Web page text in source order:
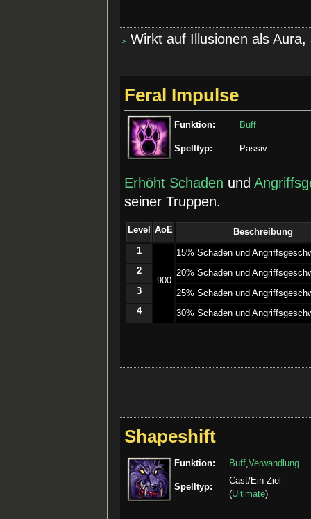
Wirkt auf Illusionen als
Feral Impulse
Funktion: Buff
Spelltyp: Passiv
Erhöht Schaden und
seiner Truppen.
Level AoE
Beschreibung
1
900
­15% Schaden und
2
­20% Schaden und
3
­25% Schaden und
4
­30% Schaden und
Shapeshift
Funktion: Buff ,Verwandlung
Spelltyp:
Cast/Ein Ziel
(Ultimate)